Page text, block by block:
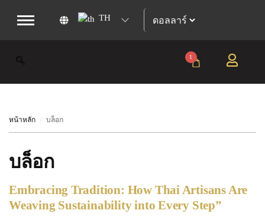
TH
1
หน้าหลัก / บล็อก
บล็อก
Embracing Tradition: How Thai Artisans Are
Weaving Sustainability into Every Step”